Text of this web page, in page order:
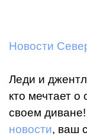
Новости
Леди и
кто мечтает о
своем
новости, ваш